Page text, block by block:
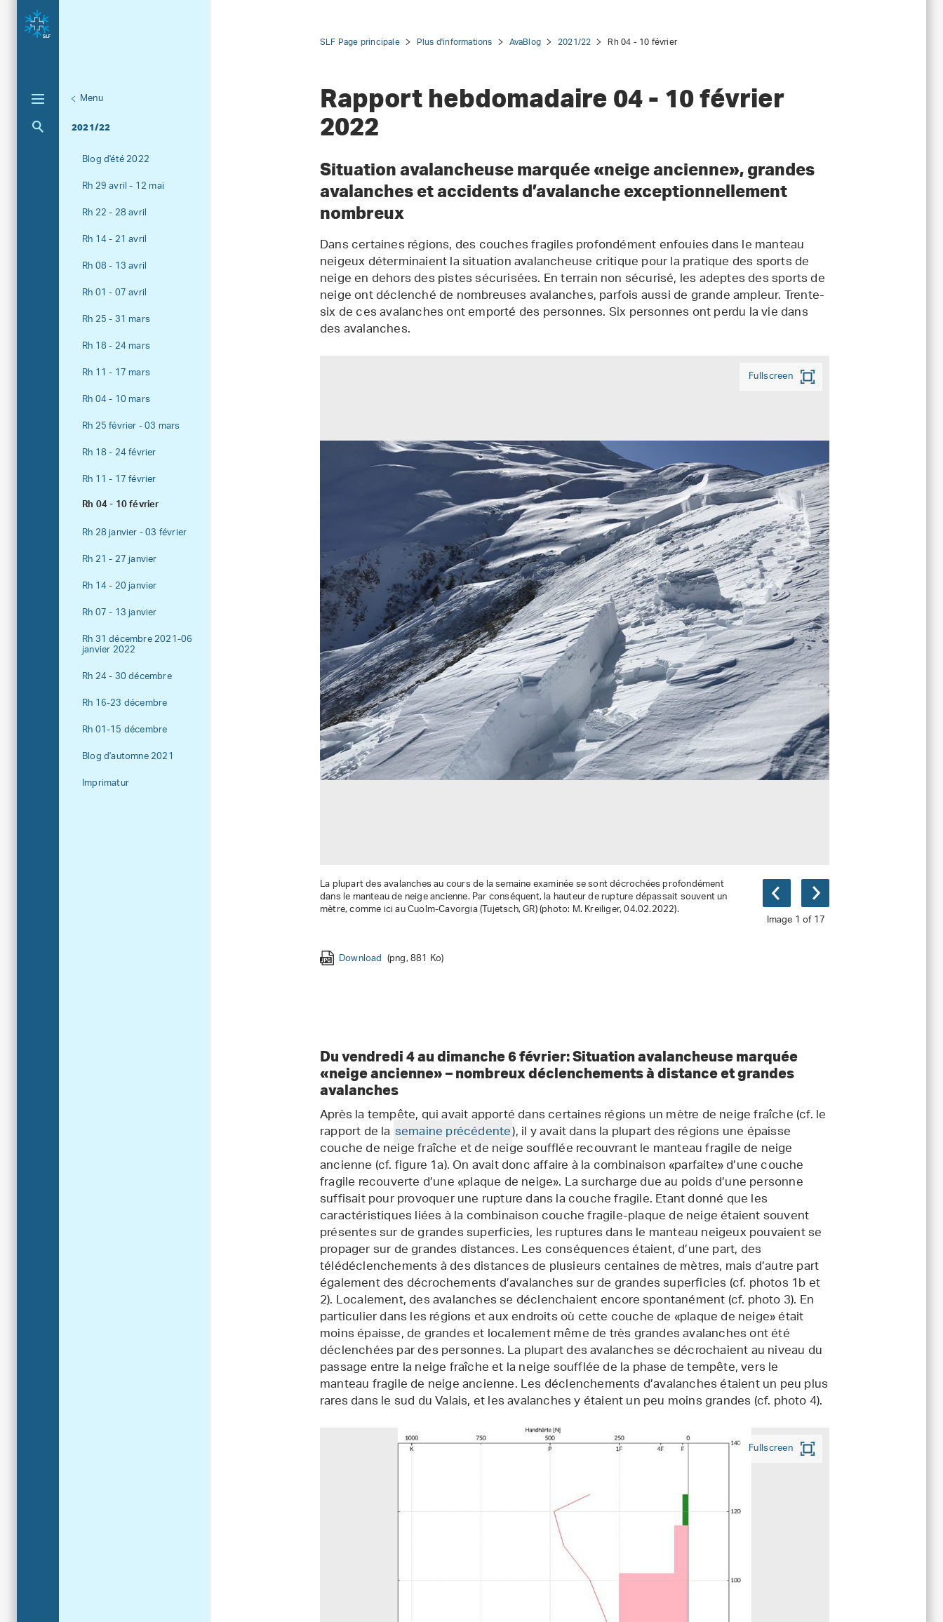
Unternavigation
Menu
2021/22
Aktuelle Navigation
Blog d'été 2022
Rh 29 avril - 12 mai
Rh 22 - 28 avril
Rh 14 - 21 avril
Rh 08 - 13 avril
Rh 01 - 07 avril
Rh 25 - 31 mars
Rh 18 - 24 mars
Rh 11 - 17 mars
Rh 04 - 10 mars
Rh 25 février - 03 mars
Rh 18 - 24 février
Rh 11 - 17 février
Rh 04 - 10 février
Rh 28 janvier - 03 février
Rh 21 - 27 janvier
Rh 14 - 20 janvier
Rh 07 - 13 janvier
Rh 31 décembre 2021-06
janvier 2022
Rh 24 - 30 décembre
Rh 16-23 décembre
Rh 01-15 décembre
Blog d'automne 2021
Imprimatur
SLF Page principale Plus d'informations AvaBlog 2021/22 Rh 04 - 10 février
Rapport hebdomadaire 04 - 10 février
2022
Situation avalancheuse marquée «neige ancienne», grandes
avalanches et accidents d’avalanche exceptionnellement
nombreux
Dans certaines régions, des couches fragiles profondément enfouies dans le manteau
neigeux déterminaient la situation avalancheuse critique pour la pratique des sports de
neige en dehors des pistes sécurisées. En terrain non sécurisé, les adeptes des sports de
neige ont déclenché de nombreuses avalanches, parfois aussi de grande ampleur. Trente-
six de ces avalanches ont emporté des personnes. Six personnes ont perdu la vie dans
des avalanches.
Fullscreen
Image 1 of 17
La plupart des avalanches au cours de la semaine examinée se sont décrochées profondément
dans le manteau de neige ancienne. Par conséquent, la hauteur de rupture dépassait souvent un
mètre, comme ici au Cuolm-Cavorgia (Tujetsch, GR) (photo: M. Kreiliger, 04.02.2022).
Download (png, 881 Ko)
Download (png, 572 Ko)
Download (png, 1 Mo)
Download (png, 1,018 Ko)
Download (png, 783 Ko)
Download (png, 628 Ko)
Download (png, 905 Ko)
Download (png, 411 Ko)
Du vendredi 4 au dimanche 6 février: Situation avalancheuse marquée
«neige ancienne» – nombreux déclenchements à distance et grandes
avalanches
Après la tempête, qui avait apporté dans certaines régions un mètre de neige fraîche (cf. le
rapport de la semaine précédente), il y avait dans la plupart des régions une épaisse
couche de neige fraîche et de neige soufflée recouvrant le manteau fragile de neige
ancienne (cf. figure 1a). On avait donc affaire à la combinaison «parfaite» d’une couche
fragile recouverte d’une «plaque de neige». La surcharge due au poids d’une personne
suffisait pour provoquer une rupture dans la couche fragile. Etant donné que les
caractéristiques liées à la combinaison couche fragile-plaque de neige étaient souvent
présentes sur de grandes superficies, les ruptures dans le manteau neigeux pouvaient se
propager sur de grandes distances. Les conséquences étaient, d’une part, des
télédéclenchements à des distances de plusieurs centaines de mètres, mais d’autre part
également des décrochements d’avalanches sur de grandes superficies (cf. photos 1b et
2). Localement, des avalanches se déclenchaient encore spontanément (cf. photo 3). En
particulier dans les régions et aux endroits où cette couche de «plaque de neige» était
moins épaisse, de grandes et localement même de très grandes avalanches ont été
déclenchées par des personnes. La plupart des avalanches se décrochaient au niveau du
passage entre la neige fraîche et la neige soufflée de la phase de tempête, vers le
manteau fragile de neige ancienne. Les déclenchements d’avalanches étaient un peu plus
rares dans le sud du Valais, et les avalanches y étaient un peu moins grandes (cf. photo 4).
Fullscreen